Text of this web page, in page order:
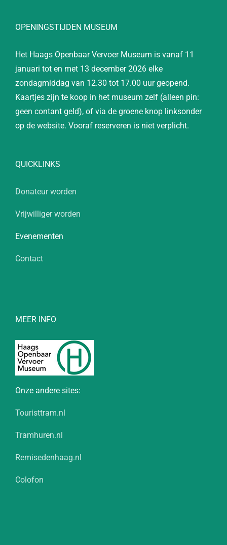
OPENINGSTIJDEN MUSEUM
Het Haags Openbaar Vervoer Museum is vanaf 11
januari tot en met 13 december 2026 elke
zondagmiddag van 12.30 tot 17.00 uur geopend.
Kaartjes zijn te koop in het museum zelf (alleen pin:
geen contant geld), of via de groene knop linksonder
op de website. Vooraf reserveren is niet verplicht.
QUICKLINKS
Donateur worden
Vrijwilliger worden
Evenementen
Contact
MEER INFO
Onze andere sites:
Touristtram.nl
Tramhuren.nl
Remisedenhaag.nl
Colofon